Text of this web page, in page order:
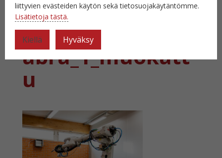
sermatech_testil
abra_1_muokatt
u
liittyvien evästeiden käytön sekä tietosuojakäytäntömme.
Lisätietoja tästä.
Kiellä Hyväksy